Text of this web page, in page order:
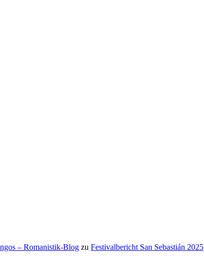
– Romanistik-Blog zu Festivalbericht San Sebastián 2025